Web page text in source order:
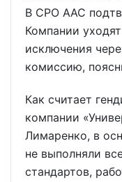
В СРО ААС
Компании
исключения
комиссию,
Как считает
компании
Лимаренко, в
не выполняли
стандартов,